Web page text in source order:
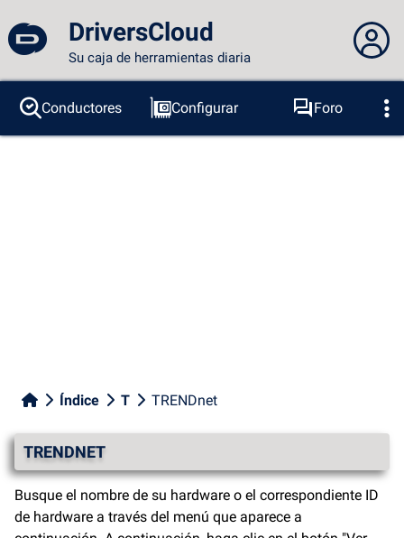
DriversCloud
Su caja de herramientas diaria
No estás conectado...
Acceder al sitio
Conductores Configurar
Foro
Sondas
BSOD Herramientas
Índice T TRENDnet
TRENDNET
Busque el nombre de su hardware o el correspondiente ID
de hardware a través del menú que aparece a